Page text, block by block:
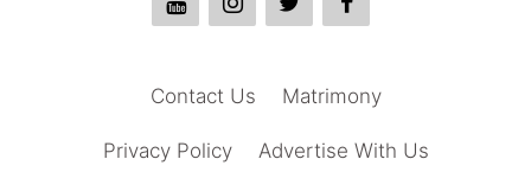
Matrimony
Contact Us
Advertise With Us
Privacy Policy